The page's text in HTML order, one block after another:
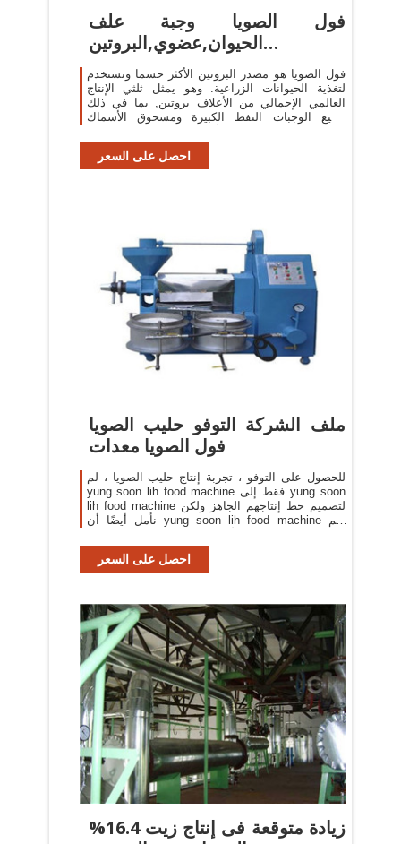
فول الصويا وجبة علف
الحيوان,عضوي,البروتين
الحيواني,غير
فول الصويا هو مصدر البروتين الأكثر حسما وتستخدم
لتغذية الحيوانات الزراعية. وهو يمثل ثلثي الإنتاج
العالمي الإجمالي من الأعلاف بروتين, بما في ذلك
جميع الوجبات النفط الكبيرة ومسحوق الأسماك
احصل على السعر
ملف الشركة التوفو حليب الصويا
فول الصويا معدات
للحصول على التوفو ، تجربة إنتاج حليب الصويا ، لم
yung soon lih food machine فقط إلى yung soon
lih food machine لتصميم خط إنتاجهم الجاهز ولكن
نأمل أيضًا أن yung soon lih food machine لهم
احصل على السعر
%16.4 زيادة متوقعة فى إنتاج زيت